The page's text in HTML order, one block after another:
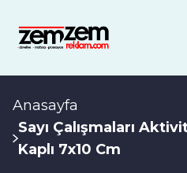
Anasayfa
Sayı Çalışmaları
Kaplı 7x10 Cm